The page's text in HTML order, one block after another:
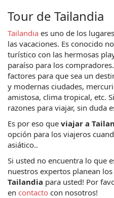
Tour de Tailandia
Tailandia es uno de los
las vacaciones. Es conocido
turístico con las hermosas
paraíso para los
factores para que sea un
y modernas ciudades,
amistosa, clima tropical, etc.
razones para viajar, sin duda
Es por eso que viajar a
opción para los viajeros
asiático..
Si usted no encuentra lo que
nuestros expertos planean
Tailandia para usted! Por
en contacto con nosotros!